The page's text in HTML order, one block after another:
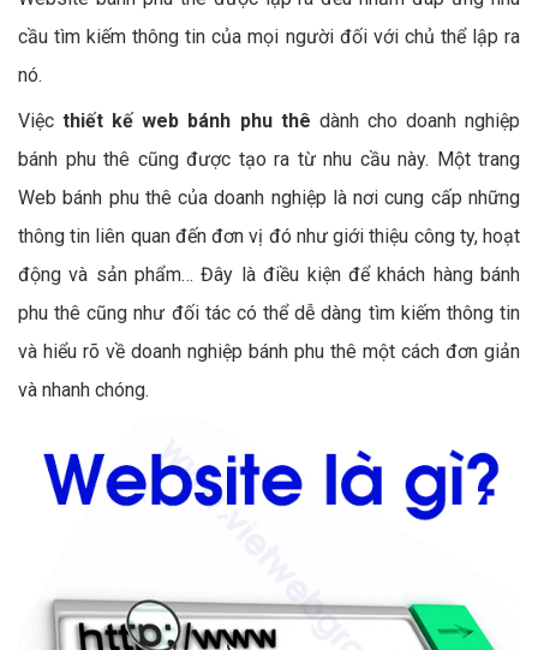
cầu tìm kiếm thông tin của mọi người đối với chủ thể lập ra
nó.
Việcthiết kế web bánh phu thê dành cho doanh nghiệp
bánh phu thê cũng được tạo ra từ nhu cầu này. Một trang
Web bánh phu thê của doanh nghiệp là nơi cung cấp những
thông tin liên quan đến đơn vị đó như giới thiệu công ty, hoạt
động và sản phẩm… Đây là điều kiện để khách hàng bánh
phu thê cũng như đối tác có thể dễ dàng tìm kiếm thông tin
và hiểu rõ về doanh nghiệp bánh phu thê một cách đơn giản
và nhanh chóng.